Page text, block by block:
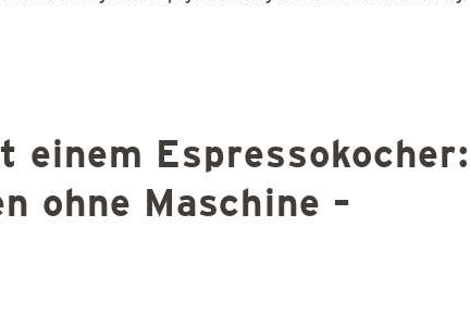
einem Espressokocher:
ohne Maschine –